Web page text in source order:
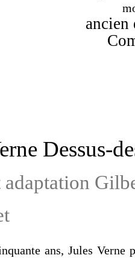
ancien
Dessus-
adaptation
ans, Jules Verne